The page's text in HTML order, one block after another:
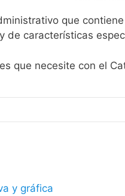
que
de características
que necesite con el
y gráfica